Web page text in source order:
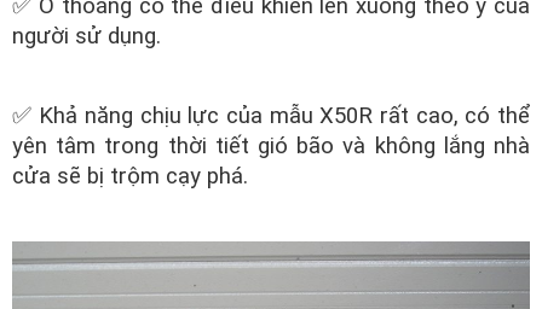
✅ Ô thoáng có thể điều khiển lên xuống theo ý của
người sử dụng.
✅ Khả năng chịu lực của mẫu X50R rất cao, có thể
yên tâm trong thời tiết gió bão và không lắng nhà
cửa sẽ bị trộm cạy phá.